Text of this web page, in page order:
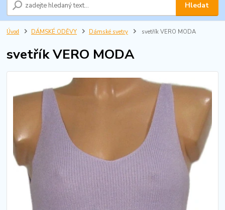
Hledat
Úvod DÁMSKÉ ODĚVY Dámské svetry svetřík VERO MODA
svetřík VERO MODA